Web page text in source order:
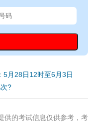
5月28日12时至6月3日
?
供的考试信息仅供参考，考